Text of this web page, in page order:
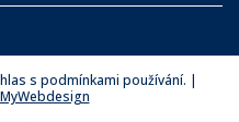
s podmínkami používání. |
MyWebdesign